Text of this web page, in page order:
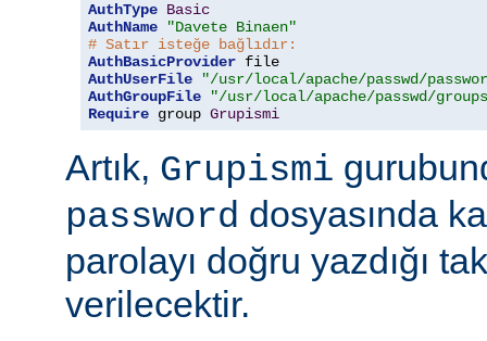
AuthType Basic
AuthName
"Davete Binaen"
# Satır isteğe bağlıdır:
AuthBasicProvider
AuthUserFile
"/usr/local/apache/passwd/
AuthGroupFile
"/usr/local/apache/passwd/
Require group Grupismi
Artık, Grupismi
password dosyasında
parolayı doğru yazdığı
verilecektir.